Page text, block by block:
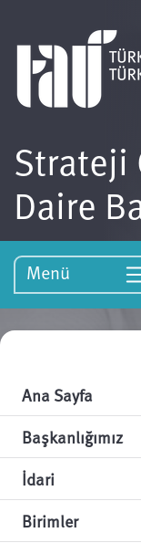
Strateji
Daire
Menü
Ana Sayfa
Başkanlığımız
İdari
Birimler